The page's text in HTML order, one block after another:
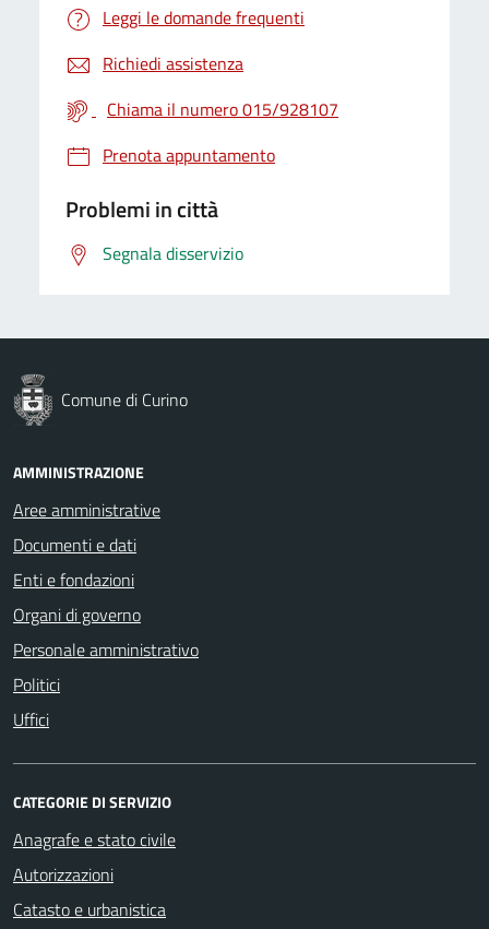
Leggi le domande frequenti
Richiedi assistenza
Chiama il numero 015/928107
Prenota appuntamento
Problemi in città
Segnala disservizio
Comune di Curino
AMMINISTRAZIONE
Aree amministrative
Documenti e dati
Enti e fondazioni
Organi di governo
Personale amministrativo
Politici
Uffici
CATEGORIE DI SERVIZIO
Anagrafe e stato civile
Autorizzazioni
Catasto e urbanistica